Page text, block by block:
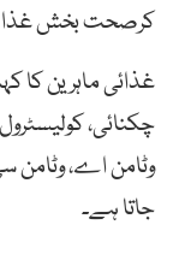
کرصحت بخش غذا
غذائی ماہرین
چکنائی،
وٹامن اے، وٹامن
جاتا ہے۔